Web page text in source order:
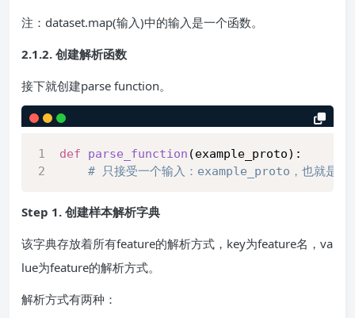
注：dataset.map(输入)中的输入是一个函数。
2.1.2. 创建解析函数
接下就创建parse function。
def parse_function (example_proto):
# 只接受一个输入：example_proto，也就是
Step 1. 创建样本解析字典
该字典存放着所有feature的解析方式，key为feature名，va
lue为feature的解析方式。
解析方式有两种：